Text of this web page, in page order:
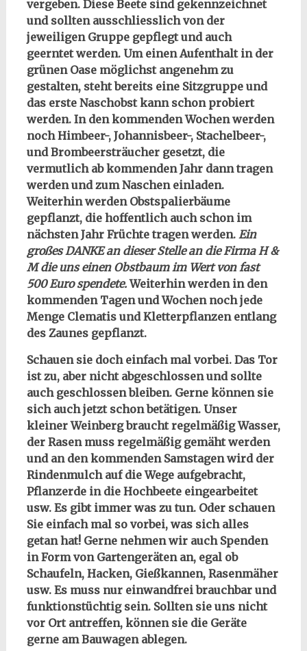
vergeben. Diese Beete sind gekennzeichnet
und sollten ausschliesslich von der
jeweiligen Gruppe gepflegt und auch
geerntet werden. Um einen Aufenthalt in der
grünen Oase möglichst angenehm zu
gestalten, steht bereits eine Sitzgruppe und
das erste Naschobst kann schon probiert
werden. In den kommenden Wochen werden
noch Himbeer-, Johannisbeer-, Stachelbeer-,
und Brombeersträucher gesetzt, die
vermutlich ab kommenden Jahr dann tragen
werden und zum Naschen einladen.
Weiterhin werden Obstspalierbäume
gepflanzt, die hoffentlich auch schon im
nächsten Jahr Früchte tragen werden. Ein
großes DANKE an dieser Stelle an die Firma H &
M die uns einen Obstbaum im Wert von fast
500 Euro spendete.Weiterhin werden in den
kommenden Tagen und Wochen noch jede
Menge Clematis und Kletterpflanzen entlang
des Zaunes gepflanzt.
Schauen sie doch einfach mal vorbei. Das Tor
ist zu, aber nicht abgeschlossen und sollte
auch geschlossen bleiben. Gerne können sie
sich auch jetzt schon betätigen. Unser
kleiner Weinberg braucht regelmäßig Wasser,
der Rasen muss regelmäßig gemäht werden
und an den kommenden Samstagen wird der
Rindenmulch auf die Wege aufgebracht,
Pflanzerde in die Hochbeete eingearbeitet
usw. Es gibt immer was zu tun. Oder schauen
Sie einfach mal so vorbei, was sich alles
getan hat! Gerne nehmen wir auch Spenden
in Form von Gartengeräten an, egal ob
Schaufeln, Hacken, Gießkannen, Rasenmäher
usw. Es muss nur einwandfrei brauchbar und
funktionstüchtig sein. Sollten sie uns nicht
vor Ort antreffen, können sie die Geräte
gerne am Bauwagen ablegen.